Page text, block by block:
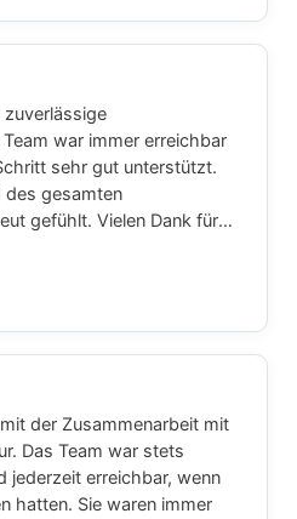
war immer erreichbar
sehr gut unterstützt.
des gesamten
gefühlt. Vielen Dank für
der Zusammenarbeit mit
Das Team war stets
jederzeit erreichbar, wenn
hatten. Sie waren immer